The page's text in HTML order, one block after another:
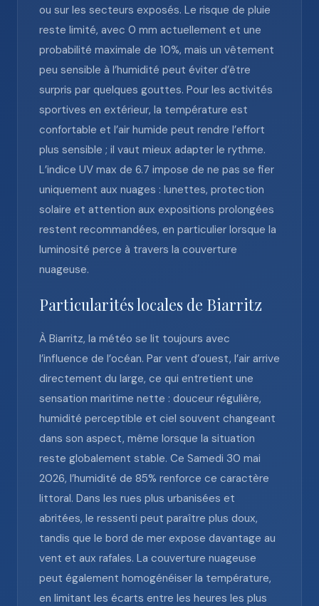
ou sur les secteurs exposés. Le risque de pluie
reste limité, avec 0 mm actuellement et une
probabilité maximale de 10%, mais un vêtement
peu sensible à l’humidité peut éviter d’être
surpris par quelques gouttes. Pour les activités
sportives en extérieur, la température est
confortable et l’air humide peut rendre l’effort
plus sensible ; il vaut mieux adapter le rythme.
L’indice UV max de 6.7 impose de ne pas se fier
uniquement aux nuages : lunettes, protection
solaire et attention aux expositions prolongées
restent recommandées, en particulier lorsque la
luminosité perce à travers la couverture
nuageuse.
Particularités locales de Biarritz
À Biarritz, la météo se lit toujours avec
l’influence de l’océan. Par vent d’ouest, l’air arrive
directement du large, ce qui entretient une
sensation maritime nette : douceur régulière,
humidité perceptible et ciel souvent changeant
dans son aspect, même lorsque la situation
reste globalement stable. Ce Samedi 30 mai
2026, l’humidité de 85% renforce ce caractère
littoral. Dans les rues plus urbanisées et
abritées, le ressenti peut paraître plus doux,
tandis que le bord de mer expose davantage au
vent et aux rafales. La couverture nuageuse
peut également homogénéiser la température,
en limitant les écarts entre les heures les plus